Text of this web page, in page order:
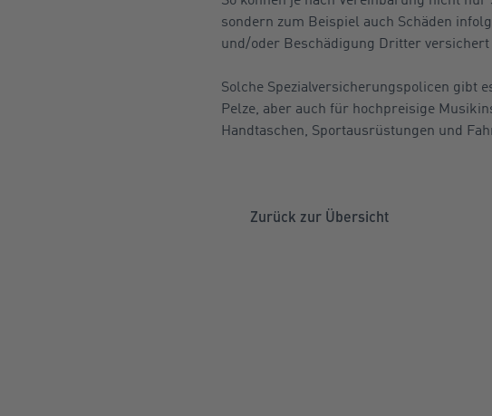
sondern zum Beispiel auch Schäden
und/oder Beschädigung Dritter versichert
Solche Spezialversicherungspolicen gibt
Pelze, aber auch für hochpreisige
Handtaschen, Sportausrüstungen und
Zurück zur Übersicht